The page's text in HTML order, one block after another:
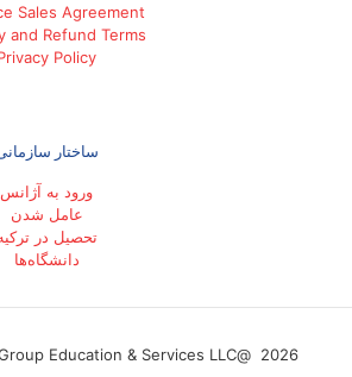
Sales Agreement
and Refund Terms
Policy
ساختار
ورود به آژانس
عامل شدن
تحصیل در
دانشگاه‌ها
2026 @Safi Group Education & Services LLC